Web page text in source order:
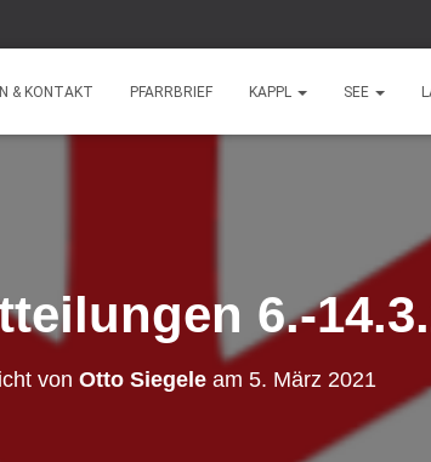
& KONTAKT PFARRBRIEF KAPPL SEE
6.-
von Otto Siegele am 5. März 2021